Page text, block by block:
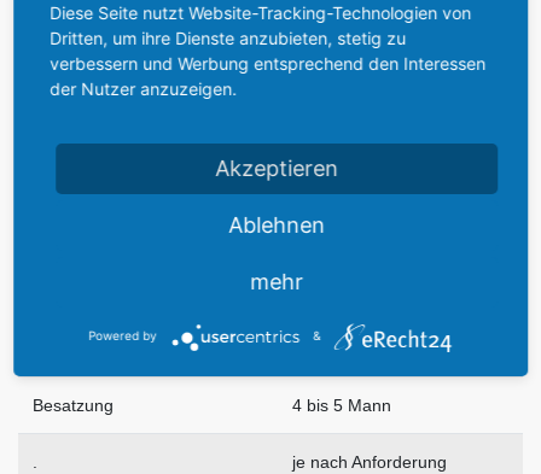
Triebwerk 2 x Snecma
je 2.040 Ps
398 Km/h
325 Km/h
7.500 m
Besatzung 4 bis 5 Mann
. je nach Anforderung
Diese Seite nutzt Website-Tracking-Technologien von
Dritten, um ihre Dienste anzubieten, stetig zu
verbessern und Werbung entsprechend den Interessen
der Nutzer anzuzeigen.
Akzeptieren
Ablehnen
mehr
Powered by &